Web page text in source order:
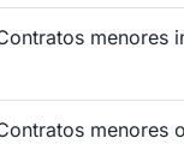
menores
menores